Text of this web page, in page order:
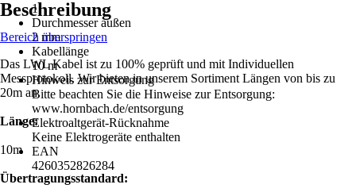
1
Durchmesser außen
2 mm
Kabellänge
10 m
Hinweis zur Entsorgung
Bitte beachten Sie die Hinweise zur Entsorgung:
www.hornbach.de/entsorgung
Elektroaltgerät-Rücknahme
Keine Elektrogeräte enthalten
EAN
4260352826284
Beschreibung
Bereich überspringen
Das LWL Kabel ist zu 100% geprüft und mit Individuellen
Messprotokoll. Wir bieten in unserem Sortiment Längen von bis zu
20m an.
Länge:
10m
Übertragungsstandard: